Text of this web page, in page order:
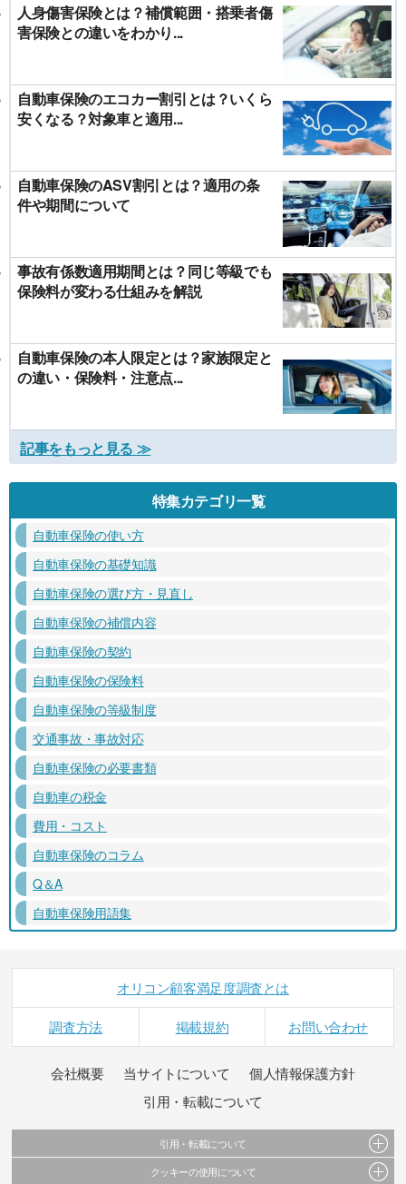
人身傷害保険とは？補償範囲・搭乗者傷
害保険との違いをわかり...
自動車保険のエコカー割引とは？いくら
安くなる？対象車と適用...
自動車保険のASV割引とは？適用の条
件や期間について
事故有係数適用期間とは？同じ等級でも
保険料が変わる仕組みを解説
自動車保険の本人限定とは？家族限定と
の違い・保険料・注意点...
記事をもっと見る ≫
特集カテゴリ一覧
自動車保険の使い方
自動車保険の基礎知識
自動車保険の選び方・見直し
自動車保険の補償内容
自動車保険の契約
自動車保険の保険料
自動車保険の等級制度
交通事故・事故対応
自動車保険の必要書類
自動車の税金
費用・コスト
自動車保険のコラム
Q＆A
自動車保険用語集
オリコン顧客満足度調査とは
調査方法 掲載規約 お問い合わせ
会社概要 当サイトについて
個人情報保護方針
引用・転載について
引用・転載について
当サイトで公開されている情報（文字、写真、イラスト、画像データ等）及びこれらの配
クッキーの使用について